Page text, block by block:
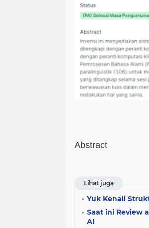
Abstract
Lihat juga
Yuk Kenali
Saat ini Review
AI